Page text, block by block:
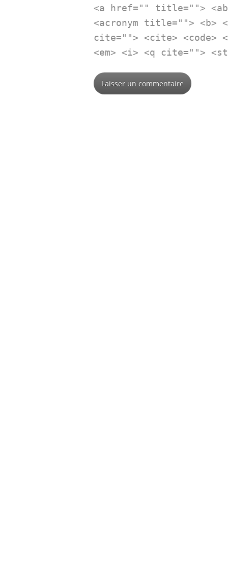
<a href="" title="">
<acronym title=""> <b>
cite=""> <cite> <code>
<em> <i> <q cite="">